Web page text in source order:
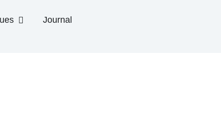
Ouvrir Informations pratiques
Journal